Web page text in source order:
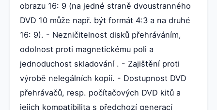
obrazu 16: 9 (na jedné straně dvoustranného
DVD 10 může např. být formát 4:3 a na druhé
16: 9). - Nezničitelnost disků přehráváním,
odolnost proti magnetickému poli a
jednoduchost skladování . - Zajištění proti
výrobě nelegálních kopií. - Dostupnost DVD
přehrávačů, resp. počítačových DVD kitů a
jejich kompatibilita s předchozí generací